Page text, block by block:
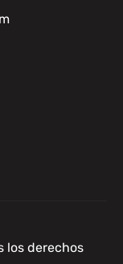
los derechos